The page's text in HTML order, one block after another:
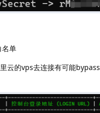
单
云的vps去连接有可能